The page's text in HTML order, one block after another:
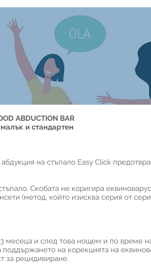
ABDUCTION BAR
и стандартен
на стъпало Easy Click
Скобата не коригира
(метод, който изисква серия от
месеца и след това нощем и по време
на корекцията на
за рецидивиране.